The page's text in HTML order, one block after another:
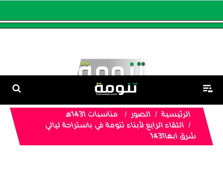
الرئيسية الصور
مناسبات 1431هـ
اللقاء الرابع لأبناء تنومة في باستراحة ليالي
شرق ابها1431